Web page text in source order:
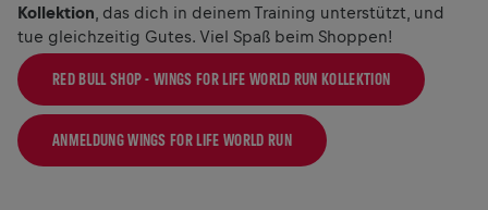
Kollektion, das dich in deinem Training unterstützt, und
tue gleichzeitig Gutes. Viel Spaß beim Shoppen!
RED BULL SHOP - WINGS FOR LIFE WORLD RUN KOLLEKTION
ANMELDUNG WINGS FOR LIFE WORLD RUN